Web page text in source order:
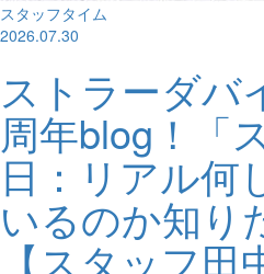
スタッフタイム
2026.07.30
ストラーダバ
周年blog！「
日：リアル何
いるのか知り
【スタッフ田